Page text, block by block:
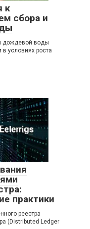
к
сбора и
дождевой воды
условиях роста
практики
реестра
(Distributed Ledger